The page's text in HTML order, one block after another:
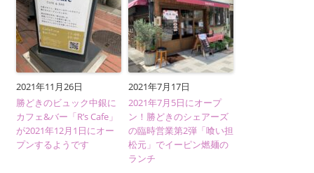
2021年11月26日
勝どきのビュック中銀に
カフェ&バー「R’s Cafe」
が2021年12月1日にオー
プンするようです
2021年7月17日
2021年7月5日にオープ
ン！勝どきのシェアーズ
の臨時営業第2弾「喰い担
松元」でイーピン燃麺の
ランチ